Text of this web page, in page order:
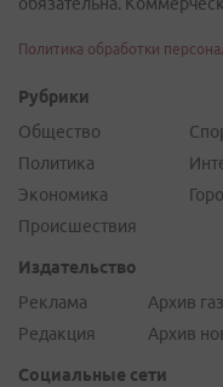
обязательна.
Политика обработки
Рубрики
Общество
Политика
Экономика
Происшествия
Издательство
Реклама
Редакция
Архив
Архив
Социальные сети